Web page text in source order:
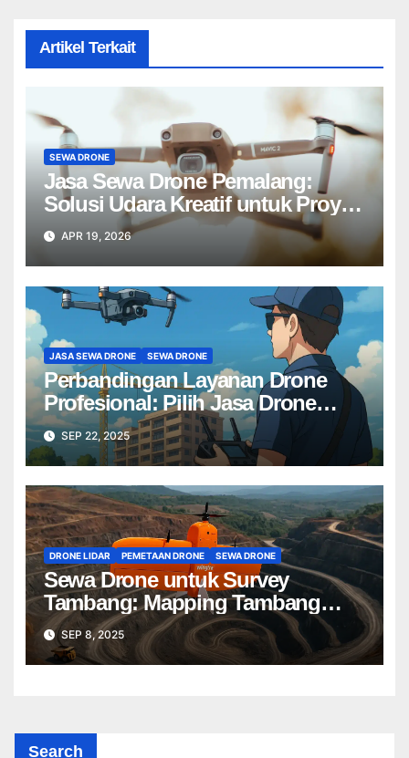
Artikel Terkait
SEWA DRONE
Jasa Sewa Drone Pemalang:
Solusi Udara Kreatif untuk Proyek
Anda Tanpa Batas】
APR 19, 2026
JASA SEWA DRONE SEWA DRONE
Perbandingan Layanan Drone
Profesional: Pilih Jasa Drone
Terbaik untuk Proyek Anda
SEP 22, 2025
DRONE LIDAR PEMETAAN DRONE SEWA DRONE
Sewa Drone untuk Survey
Tambang: Mapping Tambang
Profesional Lebih Cepat & Akurat
SEP 8, 2025
Search